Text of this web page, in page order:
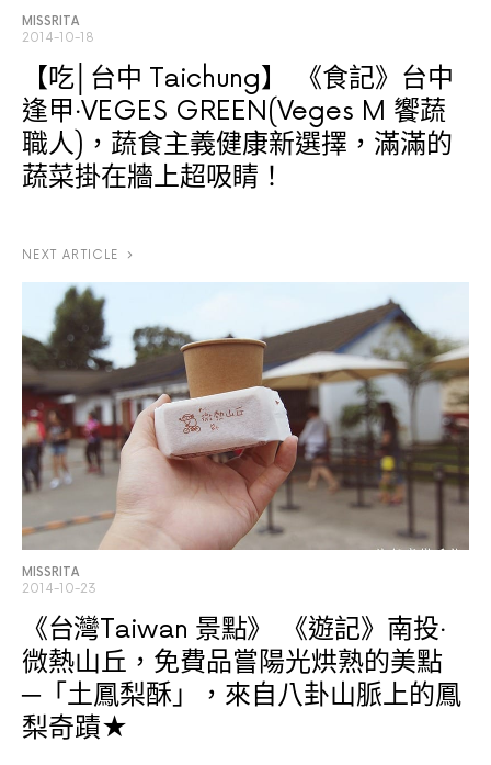
MISSRITA
2014-10-18
【吃│台中 Taichung】
《食記》台中
逢甲‧VEGES GREEN(Veges M 饗蔬
職人)，蔬食主義健康新選擇，滿滿的
蔬菜掛在牆上超吸睛！
NEXT ARTICLE
MISSRITA
2014-10-23
《台灣Taiwan 景點》
《遊記》南投‧
微熱山丘，免費品嘗陽光烘熟的美點
─「土鳳梨酥」，來自八卦山脈上的鳳
梨奇蹟★